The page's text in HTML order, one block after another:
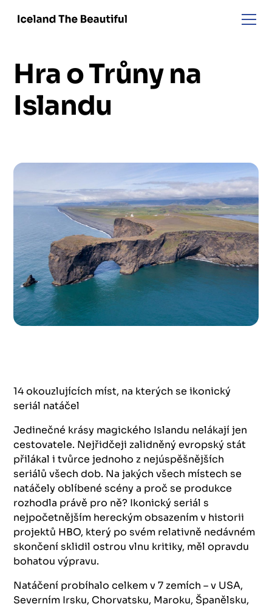
Hra o Trůny na
Islandu
14 okouzlujících míst, na kterých se ikonický
seriál natáčel
Jedinečné krásy magického Islandu nelákají jen
cestovatele. Nejřidčeji zalidněný evropský stát
přilákal i tvůrce jednoho z nejúspěšnějších
seriálů všech dob. Na jakých všech místech se
natáčely oblíbené scény a proč se produkce
rozhodla právě pro ně? Ikonický seriál s
nejpočetnějším hereckým obsazením v historii
projektů HBO, který po svém relativně nedávném
skončení sklidil ostrou vlnu kritiky, měl opravdu
bohatou výpravu.
Natáčení probíhalo celkem v 7 zemích – v USA,
Severním Irsku, Chorvatsku, Maroku, Španělsku,